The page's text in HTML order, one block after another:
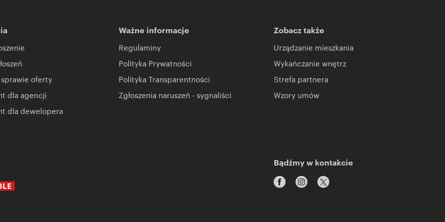
docieplone
oferty
dla agencji
dla dewelopera
Ważne informacje
Regulaminy
Polityka Prywatności
Polityka Transparentności
Zgłoszenia naruszeń - sygnaliści
Zobacz także
Urządzanie mieszkania
Wykańczanie wnętrz
Strefa partnera
Wzory umów
Bądźmy w kontakcie